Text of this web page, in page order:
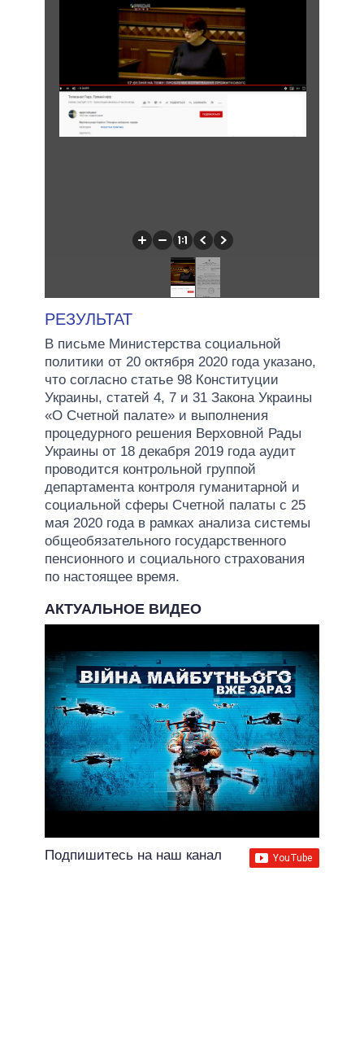
РЕЗУЛЬТАТ
В письме Министерства социальной
политики от 20 октября 2020 года указано,
что согласно статье 98 Конституции
Украины, статей 4, 7 и 31 Закона Украины
«О Счетной палате» и выполнения
процедурного решения Верховной Рады
Украины от 18 декабря 2019 года аудит
проводится контрольной группой
департамента контроля гуманитарной и
социальной сферы Счетной палаты с 25
мая 2020 года в рамках анализа системы
общеобязательного государственного
пенсионного и социального страхования
по настоящее время.
АКТУАЛЬНОЕ ВИДЕО
Подпишитесь на наш канал